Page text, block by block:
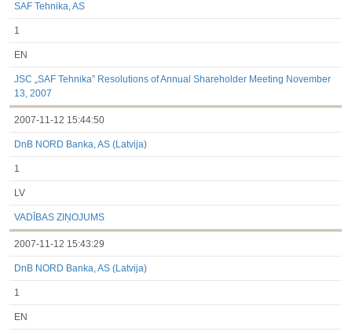
SAF Tehnika, AS
1
EN
JSC „SAF Tehnika” Resolutions of Annual Shareholder Meeting November
13, 2007
2007-11-12 15:44:50
DnB NORD Banka, AS (Latvija)
1
LV
VADĪBAS ZIŅOJUMS
2007-11-12 15:43:29
DnB NORD Banka, AS (Latvija)
1
EN